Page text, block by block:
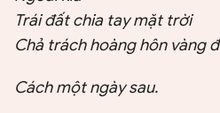
Trái đất chia tay mặt trời
Chả trách hoàng hôn vàng
Cách một ngày sau.